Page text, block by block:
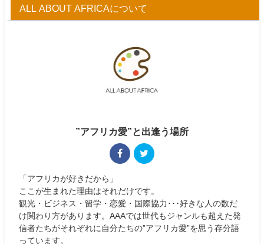
ALL ABOUT AFRICAについて
”アフリカ愛”と出逢う場所
「アフリカが好きだから」
ここが生まれた理由はそれだけです。
観光・ビジネス・留学・恋愛・国際協力･･･好きな人の数だ
け関わり方があります。AAAでは世代もジャンルも超えた発
信者たちがそれぞれに自分たちの”アフリカ愛”を思う存分語
っています。